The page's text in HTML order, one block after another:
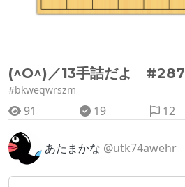
(^O^)／13手詰だよ #287
#bkweqwrszm
91 19 12
あたまかな @utk74awehr